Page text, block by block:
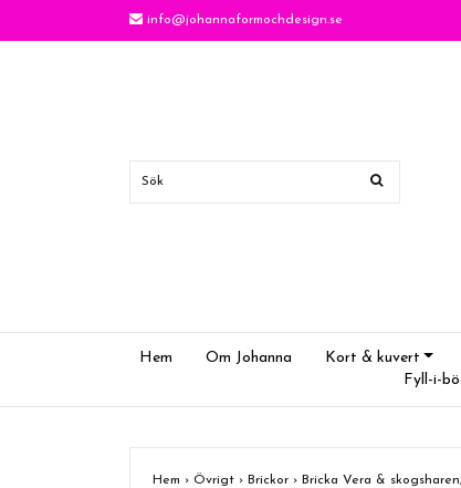
info@johannaformochdesign.se
Hem Om Johanna Kort & kuvert
Fyll-i-
Hem › Övrigt › Brickor › Bricka Vera &